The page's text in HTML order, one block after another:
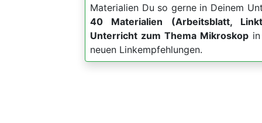
Materialien Du so gerne in Deinem
40 Materialien (Arbeitsblatt,
Unterricht zum Thema Mikroskop
neuen Linkempfehlungen.